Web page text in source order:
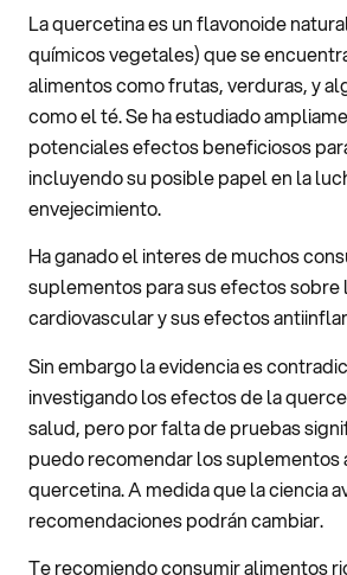
La quercetina es un flavonoide
químicos vegetales) que se
alimentos como frutas, verduras, y
como el té. Se ha estudiado
potenciales efectos beneficiosos
incluyendo su posible papel en la
envejecimiento.
Ha ganado el interes de muchos
suplementos para sus efectos sobre
cardiovascular y sus efectos
Sin embargo la evidencia es
investigando los efectos de la
salud, pero por falta de pruebas
puedo recomendar los suplementos
quercetina. A medida que la ciencia
recomendaciones podrán cambiar.
Te recomiendo consumir alimentos